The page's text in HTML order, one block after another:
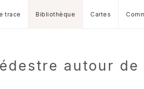
trace Bibliothèque Cartes
autour de